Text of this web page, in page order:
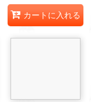
カートに入れる